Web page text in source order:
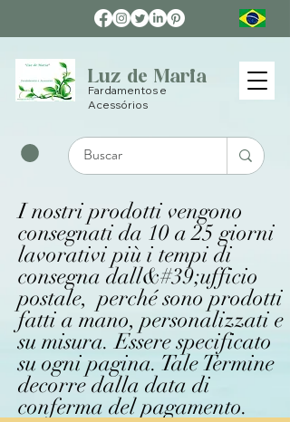
Luz de Maria
Fardamentos e
Acessórios
I nostri prodotti vengono
consegnati da 10 a 25 giorni
lavorativi più i tempi di
consegna dall&#39;ufficio
postale, perché sono prodotti
fatti a mano, personalizzati e
su misura. Essere specificato
su ogni pagina. Tale Termine
decorre dalla data di
conferma del pagamento.